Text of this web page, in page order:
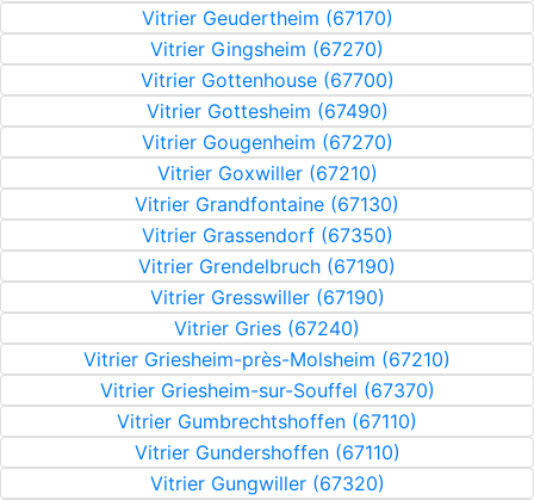
Vitrier Geudertheim (67170)
Vitrier Gingsheim (67270)
Vitrier Gottenhouse (67700)
Vitrier Gottesheim (67490)
Vitrier Gougenheim (67270)
Vitrier Goxwiller (67210)
Vitrier Grandfontaine (67130)
Vitrier Grassendorf (67350)
Vitrier Grendelbruch (67190)
Vitrier Gresswiller (67190)
Vitrier Gries (67240)
Vitrier Griesheim-près-Molsheim (67210)
Vitrier Griesheim-sur-Souffel (67370)
Vitrier Gumbrechtshoffen (67110)
Vitrier Gundershoffen (67110)
Vitrier Gungwiller (67320)